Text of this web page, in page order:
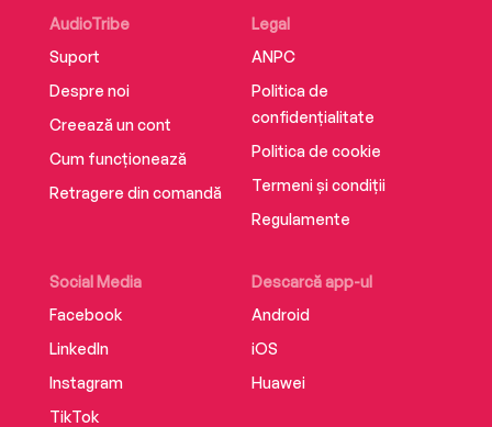
AudioTribe
Suport
Despre noi
Creează un cont
Cum funcționează
Retragere din comandă
Social Media
Facebook
LinkedIn
Instagram
TikTok
Descarcă app-ul
Android
iOS
Huawei
Legal
ANPC
Politica de
confidențialitate
Politica de cookie
Termeni și condiții
Regulamente